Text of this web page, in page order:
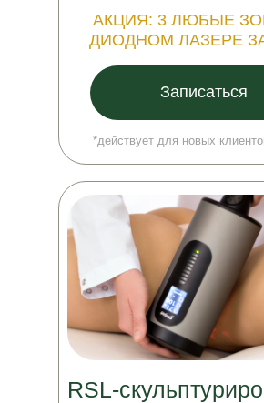
RSL-
*действует для новых
АКЦИЯ: 3 ЛЮБЫЕ
ДИОДНОМ ЛАЗЕРЕ
Записаться